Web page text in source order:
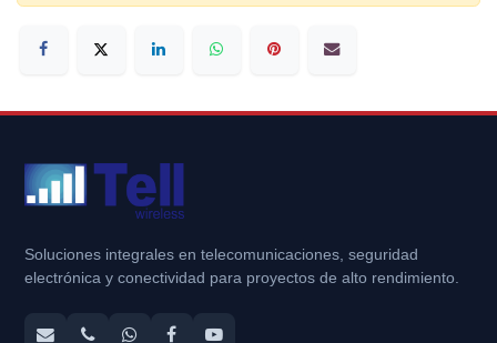
Soluciones integrales en telecomunicaciones, seguridad
electrónica y conectividad para proyectos de alto rendimiento.